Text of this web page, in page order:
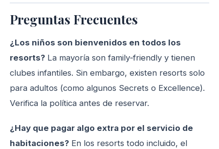
Preguntas Frecuentes
¿Los niños son bienvenidos en todos los
resorts? La mayoría son family‑friendly y tienen
clubes infantiles. Sin embargo, existen resorts solo
para adultos (como algunos Secrets o Excellence).
Verifica la política antes de reservar.
¿Hay que pagar algo extra por el servicio de
habitaciones? En los resorts todo incluido, el